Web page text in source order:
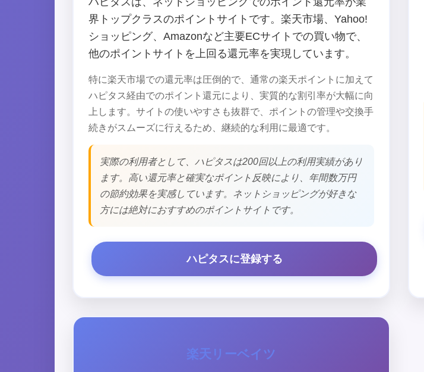
界トップクラスのポイントサイトです。楽天市場、Yahoo!
ショッピング、Amazonなど主要ECサイトでの買い物で、
他のポイントサイトを上回る還元率を実現しています。
特に楽天市場での還元率は圧倒的で、通常の楽天ポイントに加えて
ハピタス経由でのポイント還元により、実質的な割引率が大幅に向
上します。サイトの使いやすさも抜群で、ポイントの管理や交換手
続きがスムーズに行えるため、継続的な利用に最適です。
実際の利用者として、ハピタスは200回以上の利用実績があり
ます。高い還元率と確実なポイント反映により、年間数万円
の節約効果を実感しています。ネットショッピングが好きな
方には絶対におすすめのポイントサイトです。
ハピタスに登録する
楽天リーベイツ